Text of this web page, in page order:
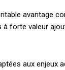
avantage
forte valeur
aux enjeux